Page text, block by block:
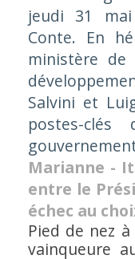
jeudi 31
Conte. En
ministère
Salvini et
postes-
Marianne -
entre le
échec au
Pied de nez
vainqueure